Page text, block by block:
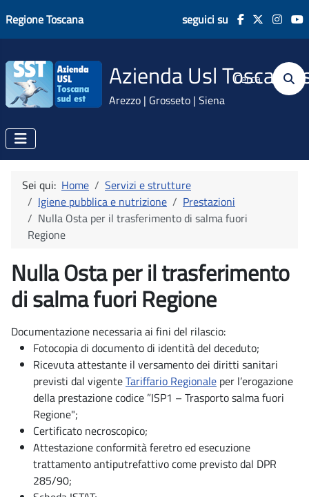
Regione Toscana seguici su
Azienda Usl Toscana
Arezzo | Grosseto | Siena
Cerca
Sei qui: Home
Servizi e strutture
Igiene pubblica e nutrizione
Prestazioni
Nulla Osta per il trasferimento di salma fuori
Regione
Nulla Osta per il trasferimento
di salma fuori Regione
Documentazione necessaria ai fini del rilascio:
Fotocopia di documento di identità del deceduto;
Ricevuta attestante il versamento dei diritti sanitari
previsti dal vigenteTariffario Regionale per l’erogazione
della prestazione codice ”ISP1 – Trasporto salma fuori
Regione";
Certificato necroscopico;
Attestazione conformità feretro ed esecuzione
trattamento antiputrefattivo come previsto dal DPR
285/90;